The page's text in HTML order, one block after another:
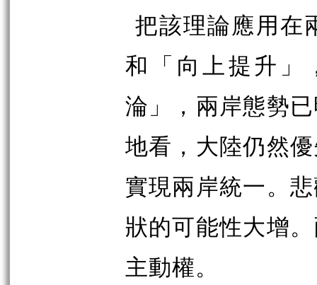
把該理論應用在
和「向上提升」
淪」，兩岸態勢
地看，大陸仍然
實現兩岸統一。
狀的可能性大增
主動權。